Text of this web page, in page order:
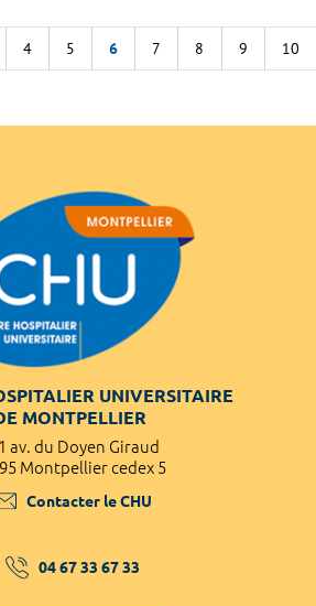
4 5 6 7 8 9 10
UNIVERSITAIRE
MONTPELLIER
av. du Doyen Giraud
Montpellier cedex 5
Contacter le CHU
04 67 33 67 33